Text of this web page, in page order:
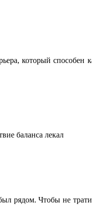
который способен
баланса лекал
рядом. Чтобы не